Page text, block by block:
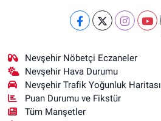
Nevşehir Nöbetçi Eczaneler
Nevşehir Hava Durumu
Nevşehir Trafik Yoğunluk Haritası
Puan Durumu ve Fikstür
Tüm Manşetler